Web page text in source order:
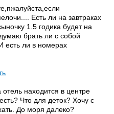
Есть ли на завтраках
1.5 годика будет на
брать ли с собой
есть ли в номерах
находится в центре
Что для деток? Хочу с
До моря далеко?